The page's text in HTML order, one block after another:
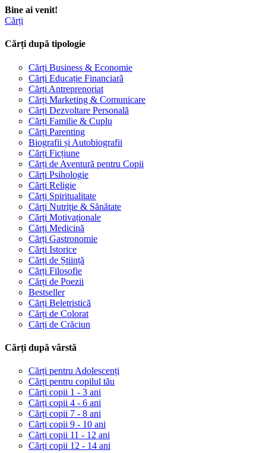
Bine ai venit!
Cărți
Cărți după tipologie
Cărți Business & Economie
Cărți Educație Financiară
Cărți Antreprenoriat
Cărți Marketing & Comunicare
Cărți Dezvoltare Personală
Cărți Familie & Cuplu
Cărți Parenting
Biografii și Autobiografii
Cărți Ficțiune
Cărți de Aventură pentru Copii
Cărți Psihologie
Cărți Religie
Cărți Spiritualitate
Cărți Nutriție & Sănătate
Cărți Motivaționale
Cărți Medicină
Cărți Gastronomie
Cărți Istorice
Cărți de Știință
Cărți Filosofie
Cărți de Poezii
Bestseller
Cărți Beletristică
Cărți de Colorat
Cărți de Crăciun
Cărți după vârstă
Cărți pentru Adolescenți
Cărți pentru copilul tău
Cărți copii 1 - 3 ani
Cărți copii 4 - 6 ani
Cărți copii 7 - 8 ani
Cărți copii 9 - 10 ani
Cărți copii 11 - 12 ani
Cărți copii 12 - 14 ani